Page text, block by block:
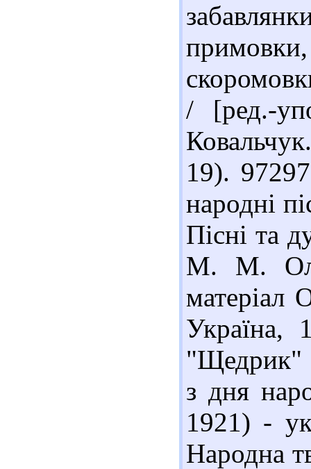
/ [ред.-
19).
народні
Пісні та
М. М.
"Щедрик"
з дня
1921) -
Народна